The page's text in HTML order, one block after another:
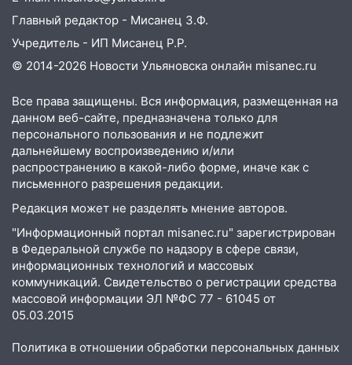
Главный редактор - Мисанец З.Ф.
Учредитель - ИП Мисанец Р.Р.
© 2014-2026 Новости Ульяновска онлайн misanec.ru
Все права защищены. Вся информация, размещенная на
данном веб-сайте, предназначена только для
персонального пользования и не подлежит
дальнейшему воспроизведению и/или
распространению в какой-либо форме, иначе как с
письменного разрешения редакции.
Редакция может не разделять мнение авторов.
"Информационный портал misanec.ru" зарегистрирован
в Федеральной службе по надзору в сфере связи,
информационных технологий и массовых
коммуникаций. Свидетельство о регистрации средства
массовой информации ЭЛ №ФС 77 - 61045 от
05.03.2015
Политика в отношении обработки персональных данных